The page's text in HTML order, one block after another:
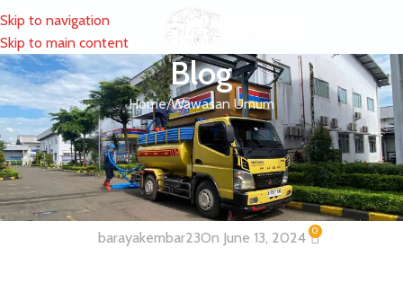
Skip to navigation
Skip to main content
MENU
Blog
Home Wawasan Umum
WAWASAN UMUM
Efek Buruk Soda Api Bagi Saluran
Pembuangan
barayakembar23On June 13, 2024 0